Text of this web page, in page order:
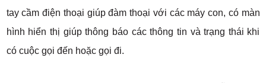
tay cầm điện thoại giúp đàm thoại với các máy con, có màn
hình hiển thị giúp thông báo các thông tin và trạng thái khi
có cuộc gọi đến hoặc gọi đi.